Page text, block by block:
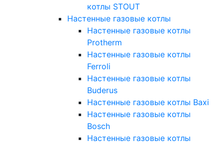
котлы STOUT
Настенные газовые котлы
Настенные газовые котлы
Protherm
Настенные газовые котлы
Ferroli
Настенные газовые котлы
Buderus
Настенные газовые котлы Baxi
Настенные газовые котлы
Bosch
Настенные газовые котлы